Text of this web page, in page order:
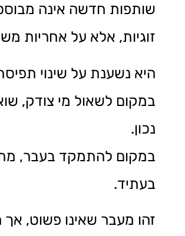
שותפות חדשה אינה
זוגיות, אלא על אחריות
היא נשענת על שינוי
במקום לשאול מי צודק,
נכון.
במקום להתמקד בעבר,
בעתיד.
זהו מעבר שאינו פשוט, אך